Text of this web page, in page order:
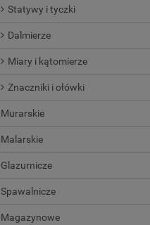
Statywy i tyczki
Dalmierze
Miary i kątomierze
Znaczniki i ołówki
Murarskie
Malarskie
Glazurnicze
Spawalnicze
Magazynowe